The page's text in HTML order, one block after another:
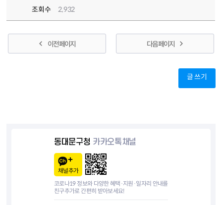
조회수
2,932
이전 페이지 다음 페이지
글 쓰기
동대문구청 카카오톡채널
채널추가
코로나19 정보와 다양한 혜택·지원·일자리 안내를
친구추가로 간편히 받아보세요!